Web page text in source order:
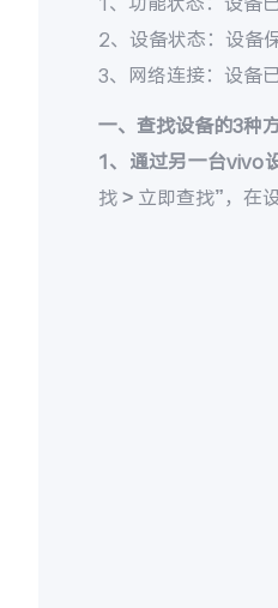
2、设备状态：设备
3、网络连接：设备
一、查找设备的3种
1、通过另一台vivo
找 > 立即查找”，在